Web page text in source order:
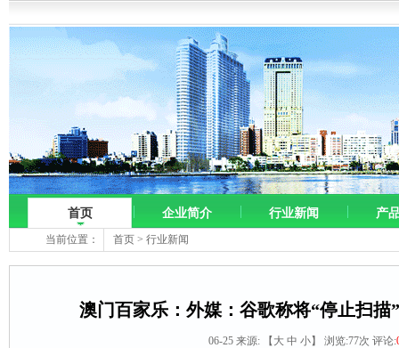
首页 企业简介 行业新闻 产
当前位置： 首页 > 行业新闻
澳门百家乐：外媒：谷歌称将“停止扫描
06-25 来源: 【 大 中 小】 浏览:77次 评论: